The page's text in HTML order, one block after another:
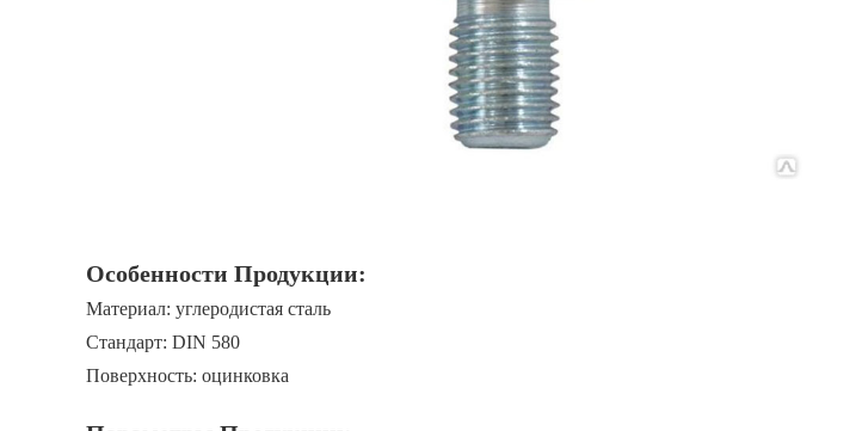
Особенности Продукции:
Материал: углеродистая сталь
Стандарт: DIN 580
Поверхность: оцинковка